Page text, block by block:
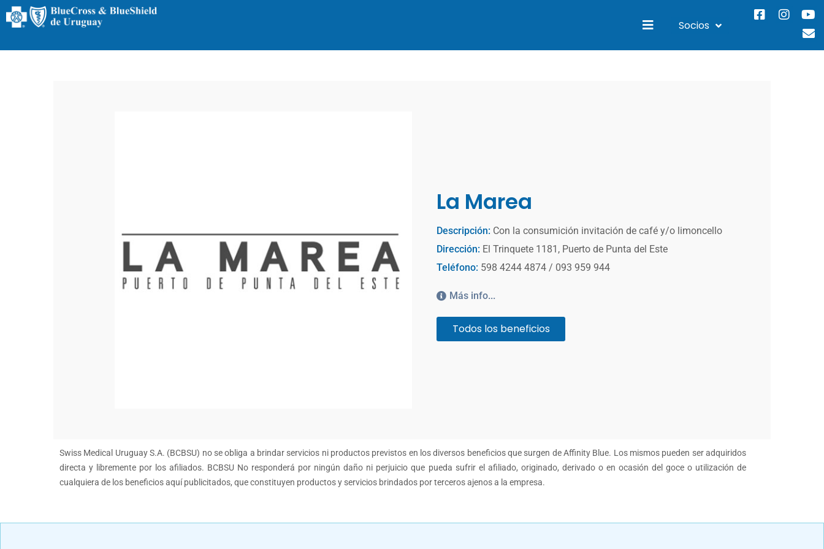
Socios
La Marea
Descripción: Con la consumición invitación de café y/o limoncello
Dirección: El Trinquete 1181, Puerto de Punta del Este
Teléfono: 598 4244 4874 / 093 959 944
Más info...
Todos los beneficios
Swiss Medical Uruguay S.A. (BCBSU) no se obliga a brindar servicios ni productos previstos en los diversos beneficios que surgen de Affinity Blue. Los mismos pueden ser adquiridos
directa y libremente por los afiliados. BCBSU No responderá por ningún daño ni perjuicio que pueda sufrir el afiliado, originado, derivado o en ocasión del goce o utilización de
cualquiera de los beneficios aquí publicitados, que constituyen productos y servicios brindados por terceros ajenos a la empresa.